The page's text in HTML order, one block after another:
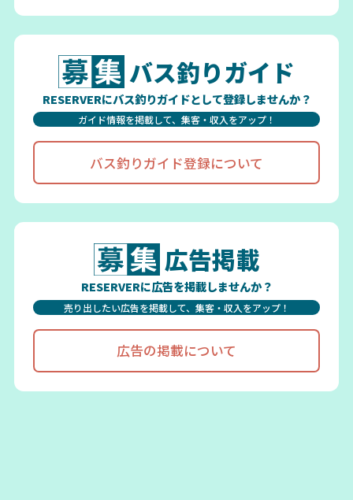
バス釣りガイド
RESERVERにバス釣りガイドとして登録しませんか？
ガイド情報を掲載して、集客・収入をアップ！
バス釣りガイド登録について
広告掲載
RESERVERに広告を掲載しませんか？
売り出したい広告を掲載して、集客・収入をアップ！
広告の掲載について